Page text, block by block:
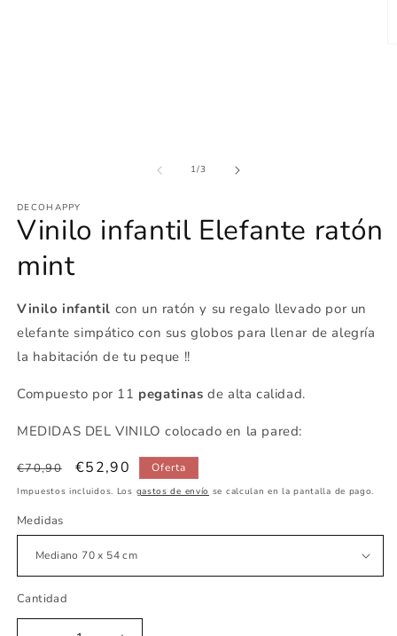
1/de
3
DECOHAPPY
Vinilo infantil Elefante ratón
mint
Vinilo infantil con un ratón y su regalo llevado por un
elefante simpático con sus globos para llenar de alegría
la habitación de tu peque !!
Compuesto por 11 pegatinas de alta calidad.
MEDIDAS DEL VINILO colocado en la pared:
Precio
habitual
€70,90
Precio
de
€52,90 Oferta
Impuestos incluidos. Los gastos de envío se calculan en la pantalla de pago.
Medidas
Cantidad